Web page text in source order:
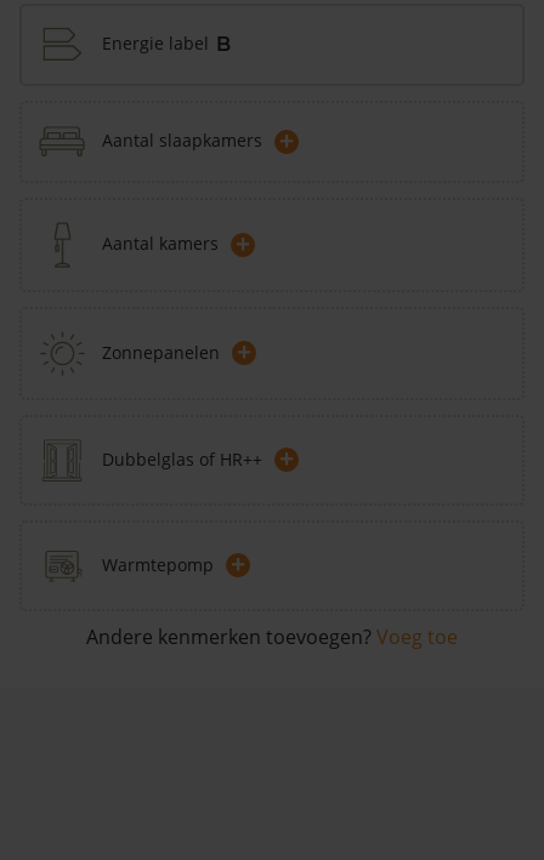
Energie label B
Aantal slaapkamers +
Aantal kamers +
Zonnepanelen +
Dubbelglas of HR++ +
Warmtepomp +
Andere kenmerken toevoegen? Voeg toe